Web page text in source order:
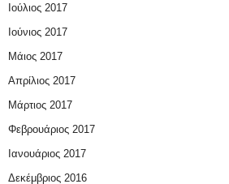
Ιούλιος 2017
Ιούνιος 2017
Μάιος 2017
Απρίλιος 2017
Μάρτιος 2017
Φεβρουάριος 2017
Ιανουάριος 2017
Δεκέμβριος 2016